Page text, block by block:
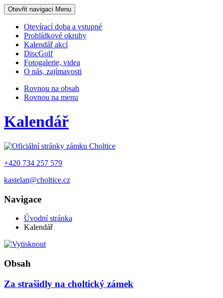
Otevřit navigaci Menu
Otevírací doba a vstupné
Prohlídkové okruhy
Kalendář akcí
DiscGolf
Fotogalerie, videa
O nás, zajímavosti
Rovnou na obsah
Rovnou na menu
Kalendář
+420 734 257 579
kastelan@choltice.cz
Navigace
Úvodní stránka
Kalendář
Obsah
Za strašidly na choltický zámek